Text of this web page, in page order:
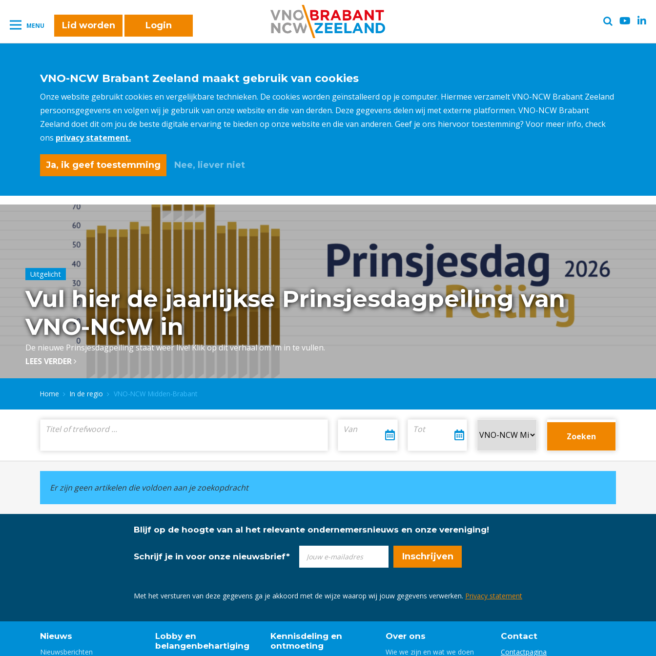
MENU Lid worden Login
VNO-NCW Brabant Zeeland maakt gebruik van cookies
Onze website gebruikt cookies en vergelijkbare technieken. De cookies worden geïnstalleerd op je computer. Hiermee verzamelt VNO-NCW Brabant Zeeland
persoonsgegevens en volgen wij je gebruik van onze website en die van derden. Deze gegevens delen wij met externe platformen. VNO-NCW Brabant
Zeeland doet dit om jou de beste digitale ervaring te bieden op onze website en die van anderen. Geef je ons hiervoor toestemming? Voor meer info, check
ons privacy statement.
Ja, ik geef toestemming Nee, liever niet
Uitgelicht
Vul hier de jaarlijkse Prinsjesdagpeiling van
VNO-NCW in
De nieuwe Prinsjesdagpeiling staat weer live! Klik op dit verhaal om 'm in te vullen.
LEES VERDER
Home In de regio VNO-NCW Midden-Brabant
Er zijn geen artikelen die voldoen aan je zoekopdracht
Blijf op de hoogte van al het relevante ondernemersnieuws en onze vereniging!
Schrijf je in voor onze nieuwsbrief*
Met het versturen van deze gegevens ga je akkoord met de wijze waarop wij jouw gegevens verwerken. Privacy statement
Nieuws
Nieuwsberichten
Lobby en
belangenbehartiging
Kennisdeling en
ontmoeting
Over ons
Wie we zijn en wat we doen
Contact
Contactpagina